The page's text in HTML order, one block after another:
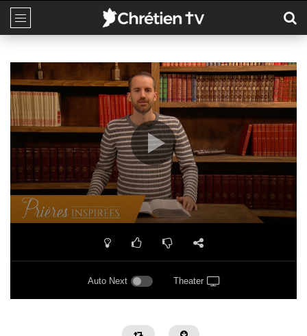
Auto Next Theater